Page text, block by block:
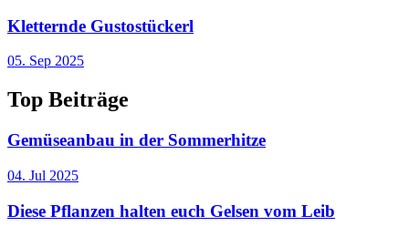
Kletternde Gustostückerl
05. Sep 2025
Top Beiträge
Gemüseanbau in der Sommerhitze
04. Jul 2025
Diese Pflanzen halten euch Gelsen vom Leib